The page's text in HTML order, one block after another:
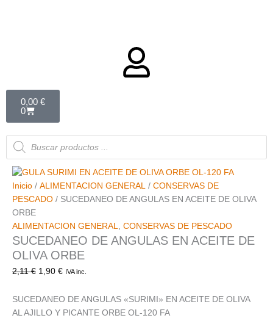
0,00 €
0
Búsqueda
de
productos
Inicio / ALIMENTACION GENERAL / CONSERVAS DE
PESCADO / SUCEDANEO DE ANGULAS EN ACEITE DE OLIVA
ORBE
ALIMENTACION GENERAL
CONSERVAS DE PESCADO
SUCEDANEO DE ANGULAS EN ACEITE DE
OLIVA ORBE
2,11€ 1,90 € IVA inc.
SUCEDANEO DE ANGULAS «SURIMI» EN ACEITE DE OLIVA
AL AJILLO Y PICANTE ORBE OL-120 FA